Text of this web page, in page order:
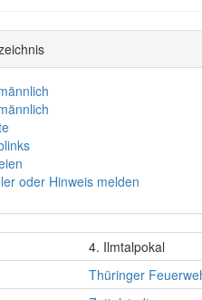
oder Hinweis melden
4. Ilmtalpokal
Thüringer